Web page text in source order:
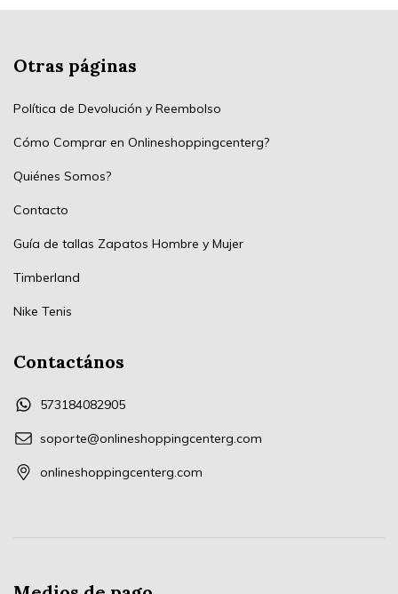
Otras páginas
Política de Devolución y Reembolso
Cómo Comprar en Onlineshoppingcenterg?
Quiénes Somos?
Contacto
Guía de tallas Zapatos Hombre y Mujer
Timberland
Nike Tenis
Contactános
573184082905
soporte@onlineshoppingcenterg.com
onlineshoppingcenterg.com